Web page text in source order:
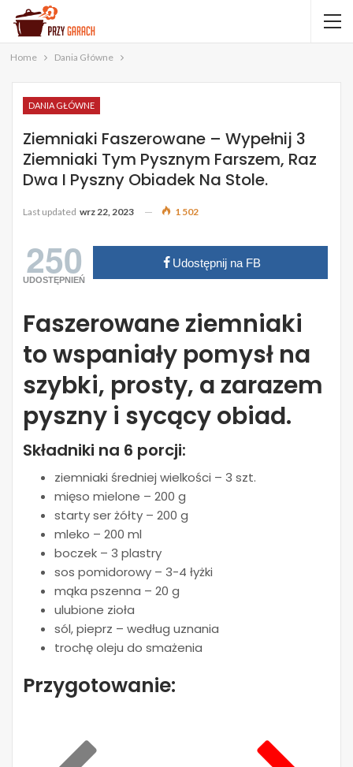
Home Dania Główne
DANIA GŁÓWNE
Ziemniaki Faszerowane – Wypełnij 3
Ziemniaki Tym Pysznym Farszem, Raz
Dwa I Pyszny Obiadek Na Stole.
Last updated wrz 22, 2023 1 502
250
UDOSTĘPNIEŃ
Udostępnij na FB
Faszerowane ziemniaki
to wspaniały pomysł na
szybki, prosty, a zarazem
pyszny i sycący obiad.
Składniki na 6 porcji:
ziemniaki średniej wielkości – 3 szt.
mięso mielone – 200 g
starty ser żółty – 200 g
mleko – 200 ml
boczek – 3 plastry
sos pomidorowy – 3-4 łyżki
mąka pszenna – 20 g
ulubione zioła
sól, pieprz – według uznania
trochę oleju do smażenia
Przygotowanie: